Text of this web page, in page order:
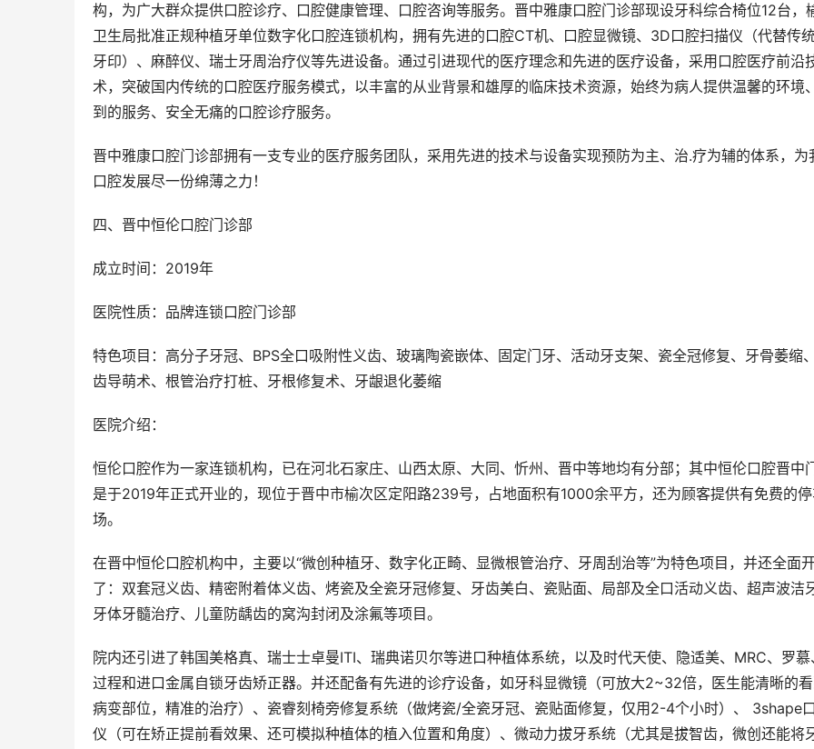
构，为广大群众提供口腔诊疗、口腔健康管理、口腔咨询等服务。晋中雅康口腔门诊部现设牙科综合椅位12台，
卫生局批准正规种植牙单位数字化口腔连锁机构，拥有先进的口腔CT机、口腔显微镜、3D口腔扫描仪（代替传
牙印）、麻醉仪、瑞士牙周治疗仪等先进设备。通过引进现代的医疗理念和先进的医疗设备，采用口腔医疗前沿
术，突破国内传统的口腔医疗服务模式，以丰富的从业背景和雄厚的临床技术资源，始终为病人提供温馨的环境
到的服务、安全无痛的口腔诊疗服务。
晋中雅康口腔门诊部拥有一支专业的医疗服务团队，采用先进的技术与设备实现预防为主、治.疗为辅的体系，为
口腔发展尽一份绵薄之力！
四、晋中恒伦口腔门诊部
成立时间：2019年
医院性质：品牌连锁口腔门诊部
特色项目：高分子牙冠、BPS全口吸附性义齿、玻璃陶瓷嵌体、固定门牙、活动牙支架、瓷全冠修复、牙骨萎缩
齿导萌术、根管治疗打桩、牙根修复术、牙龈退化萎缩
医院介绍：
恒伦口腔作为一家连锁机构，已在河北石家庄、山西太原、大同、忻州、晋中等地均有分部；其中恒伦口腔晋中
是于2019年正式开业的，现位于晋中市榆次区定阳路239号，占地面积有1000余平方，还为顾客提供有免费的
场。
在晋中恒伦口腔机构中，主要以“微创种植牙、数字化正畸、显微根管治疗、牙周刮治等”为特色项目，并还全面
了：双套冠义齿、精密附着体义齿、烤瓷及全瓷牙冠修复、牙齿美白、瓷贴面、局部及全口活动义齿、超声波洁牙
牙体牙髓治疗、儿童防龋齿的窝沟封闭及涂氟等项目。
院内还引进了韩国美格真、瑞士士卓曼ITI、瑞典诺贝尔等进口种植体系统，以及时代天使、隐适美、MRC、罗慕
过程和进口金属自锁牙齿矫正器。并还配备有先进的诊疗设备，如牙科显微镜（可放大2~32倍，医生能清晰的看
病变部位，精准的治疗）、瓷睿刻椅旁修复系统（做烤瓷/全瓷牙冠、瓷贴面修复，仅用2-4个小时）、 3shape
仪（可在矫正提前看效果、还可模拟种植体的植入位置和角度）、微动力拔牙系统（尤其是拔智齿，微创还能将